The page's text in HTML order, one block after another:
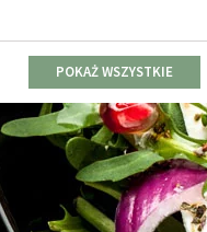
POKAŻ WSZYSTKIE